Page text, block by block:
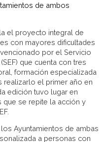
de ambos
el proyecto integral de
con mayores dificultades
por el Servicio
que cuenta con tres
formación especializada
realizarlo el primer año en
edición tuvo lugar en
que se repite la acción y
Ayuntamientos de ambas
a personas con